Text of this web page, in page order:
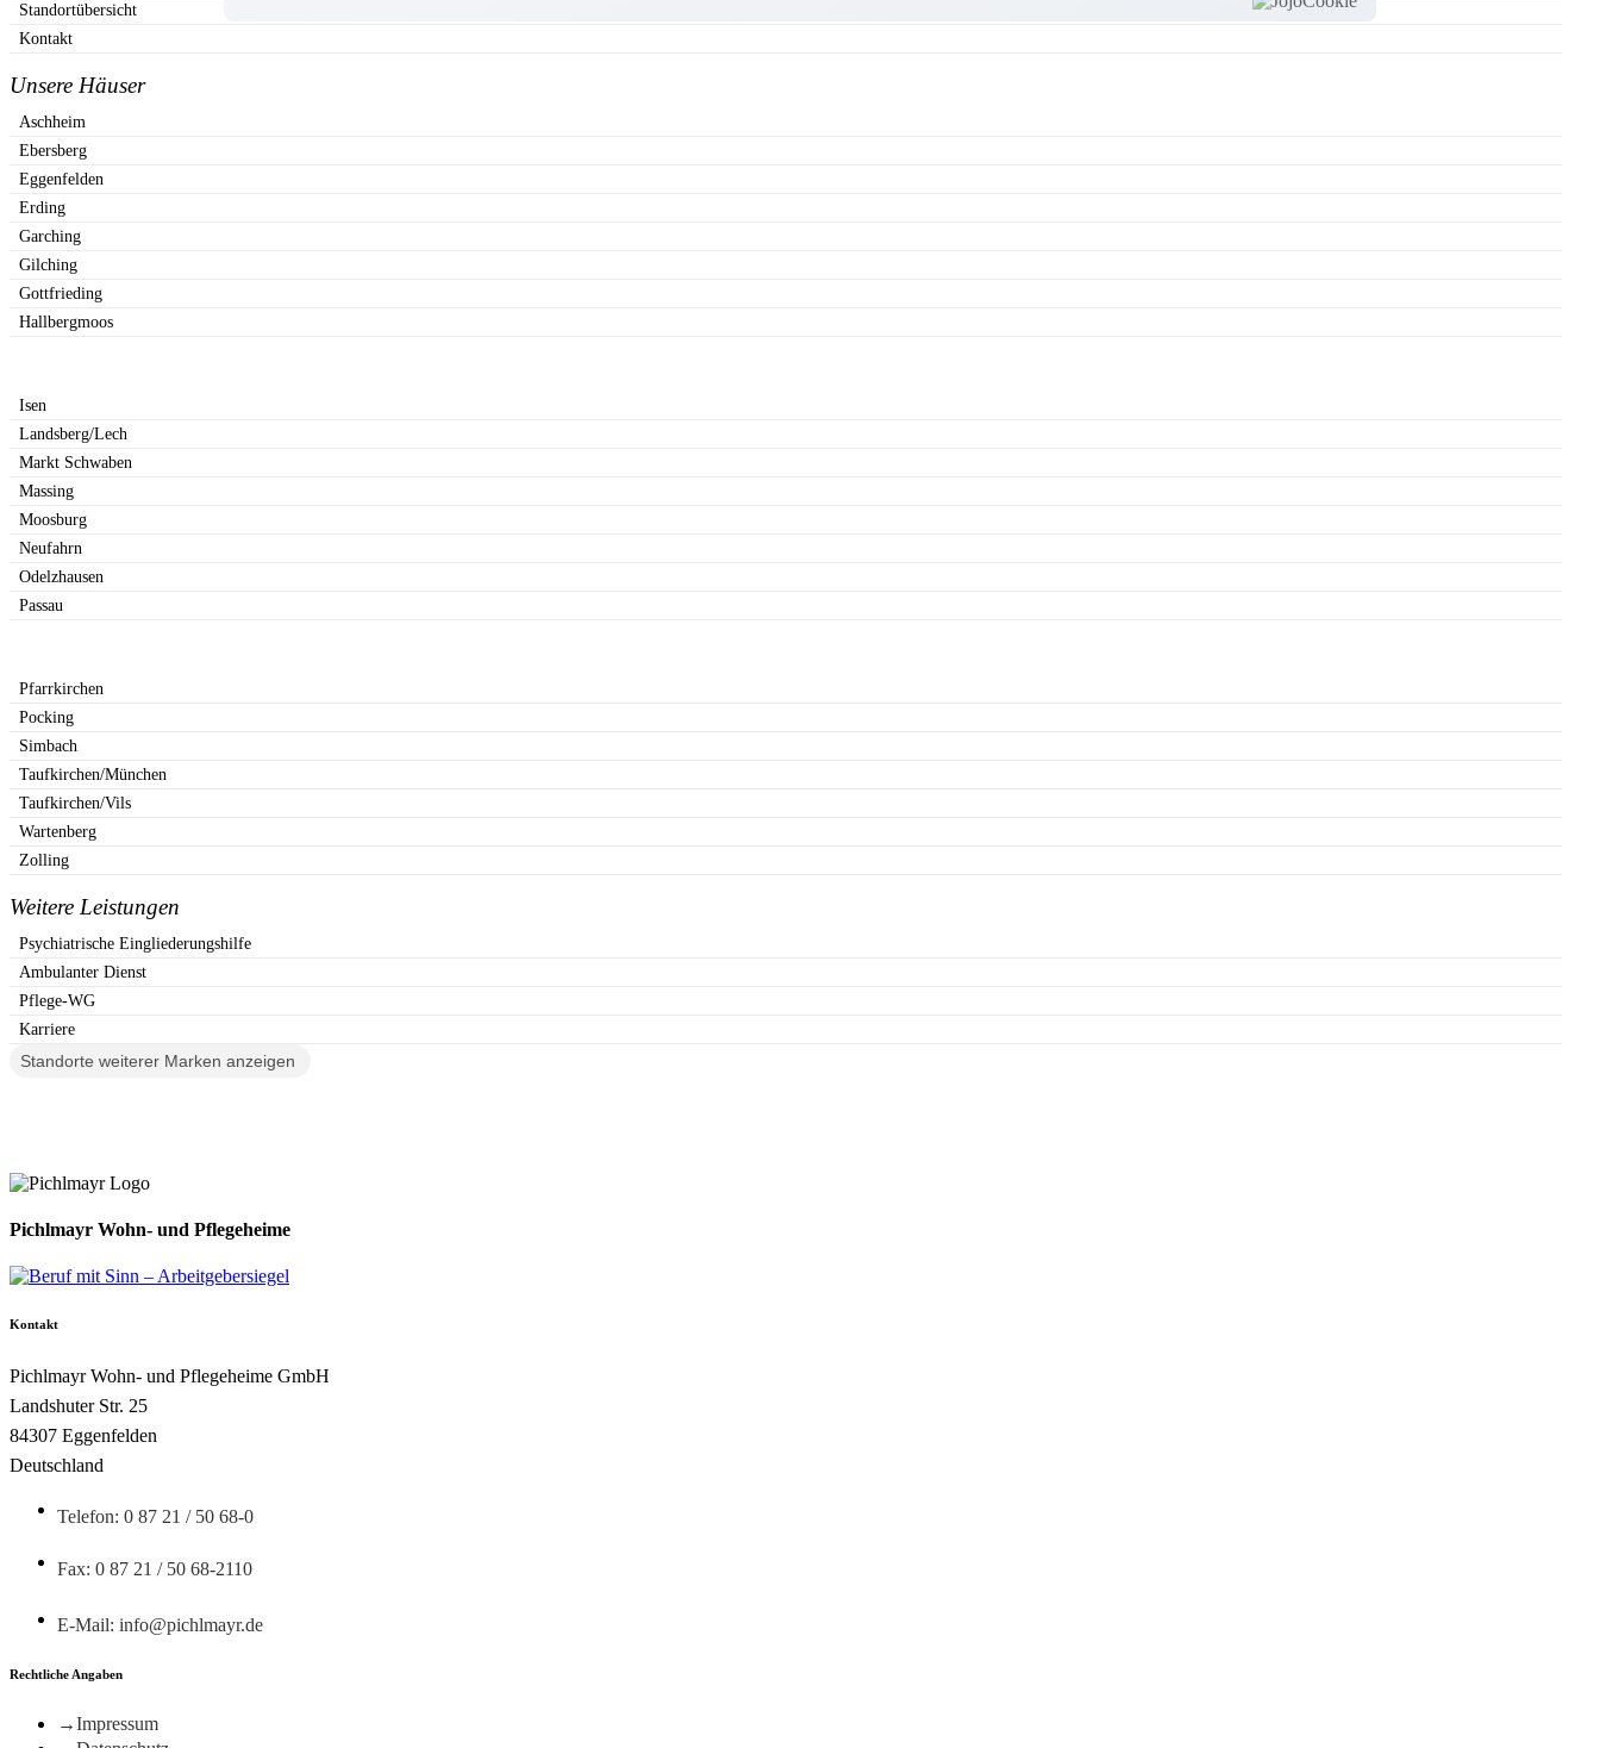
Standortübersicht
Kontakt
Unsere Häuser
Aschheim
Ebersberg
Eggenfelden
Erding
Garching
Gilching
Gottfrieding
Hallbergmoos
Isen
Landsberg/Lech
Markt Schwaben
Massing
Moosburg
Neufahrn
Odelzhausen
Passau
Pfarrkirchen
Pocking
Simbach
Taufkirchen/München
Taufkirchen/Vils
Wartenberg
Zolling
Weitere Leistungen
Psychiatrische Eingliederungshilfe
Ambulanter Dienst
Pflege-WG
Karriere
Standorte weiterer Marken anzeigen
Pichlmayr Wohn- und Pflegeheime
Kontakt
Pichlmayr Wohn- und Pflegeheime GmbH
Landshuter Str. 25
84307 Eggenfelden
Deutschland
Telefon: 0 87 21 / 50 68-0
Fax: 0 87 21 / 50 68-2110
E-Mail: info@pichlmayr.de
Rechtliche Angaben
Impressum